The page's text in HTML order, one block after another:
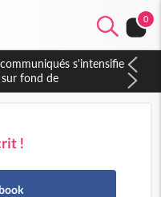
0
plaide pour un
!